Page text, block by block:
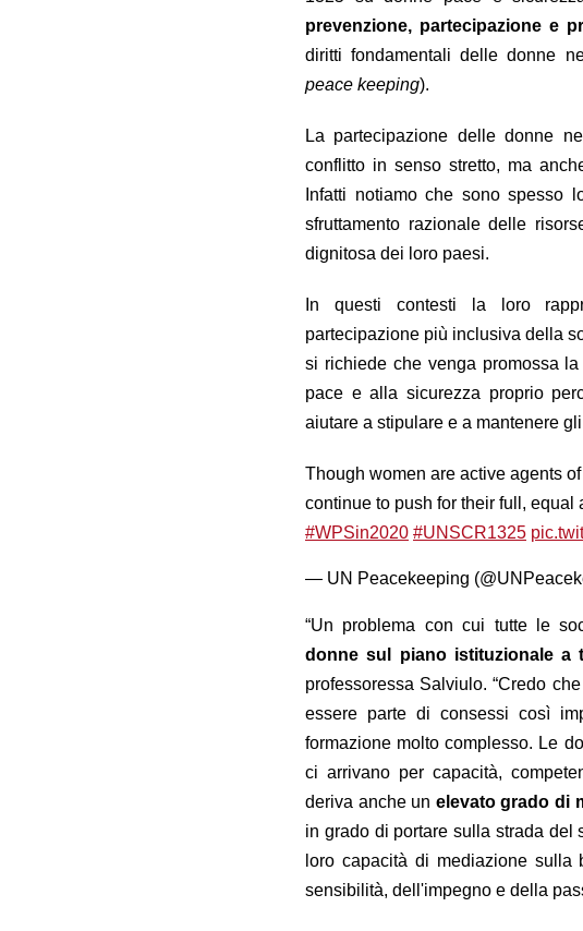
prevenzione, partecipazione e
diritti fondamentali delle donne
peace keeping).
La partecipazione delle donne
conflitto in senso stretto, ma
Infatti notiamo che sono
sfruttamento razionale delle
dignitosa dei loro paesi.
In questi contesti la loro
partecipazione più inclusiva della
si richiede che venga promossa
pace e alla sicurezza proprio
aiutare a stipulare e a mantenere
Though women are active agents
continue to push for their full,
#WPSin2020 #UNSCR1325
— UN Peacekeeping
“Un problema con cui tutte le
donne sul piano istituzionale
professoressa Salviulo. “Credo
essere parte di consessi così
formazione molto complesso. Le
ci arrivano per capacità,
deriva anche un elevato grado di
in grado di portare sulla strada del
loro capacità di mediazione
sensibilità, dell'impegno e della